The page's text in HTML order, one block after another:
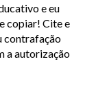
e eu
copiar! Cite e
contrafação
a autorização